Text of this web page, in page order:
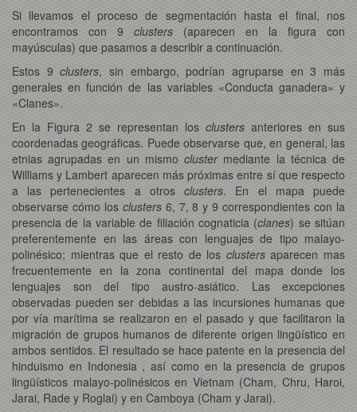
Si llevamos el proceso de segmentación hasta el final, nos
encontramos con 9 clusters (aparecen en la figura con
mayúsculas) que pasamos a describir a continuación.
Estos 9clusters, sin embargo, podrían agruparse en 3 más
generales en función de las variables «Conducta ganadera» y
«Clanes».
En la Figura 2 se representan los clusters anteriores en sus
coordenadas geográficas. Puede observarse que, en general, las
etnias agrupadas en un mismoclustermediante la técnica de
Williams y Lambert aparecen más próximas entre sí que respecto
a las pertenecientes a otrosclusters. En el mapa puede
observarse cómo los clusters 6, 7, 8 y 9 correspondientes con la
presencia de la variable de filiación cognaticia (clanes) se sitúan
preferentemente en las áreas con lenguajes de tipo malayo-
polinésico; mientras que el resto de los clustersaparecen mas
frecuentemente en la zona continental del mapa donde los
lenguajes son del tipo austro-asiático. Las excepciones
observadas pueden ser debidas a las incursiones humanas que
por vía marítima se realizaron en el pasado y que facilitaron la
migración de grupos humanos de diferente origen lingüístico en
ambos sentidos. El resultado se hace patente en la presencia del
hinduismo en Indonesia , así como en la presencia de grupos
lingüísticos malayo-polinésicos en Vietnam (Cham, Chru, Haroi,
Jarai, Rade y Roglai) y en Camboya (Cham y Jarai).